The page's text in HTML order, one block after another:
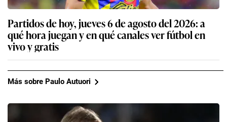
Partidos de hoy, jueves 6 de agosto del 2026: a
qué hora juegan y en qué canales ver fútbol en
vivo y gratis
Más sobre Paulo Autuori